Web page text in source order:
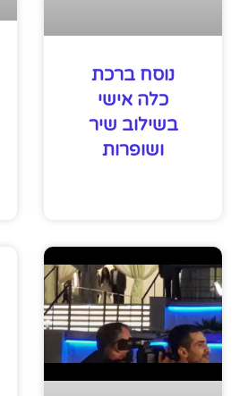
נוסח ברכת
כלה אישי
בשילוב שיר
ושופרות